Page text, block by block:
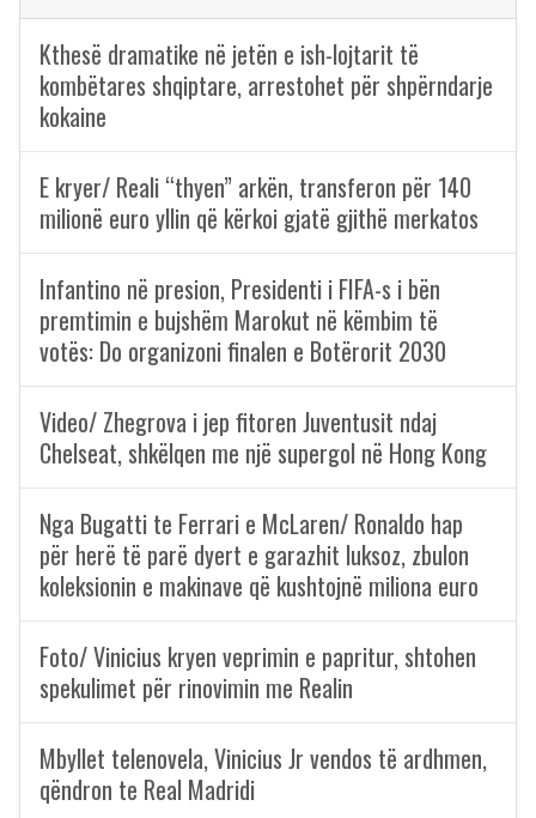
Kthesë dramatike në jetën e ish-lojtarit të
kombëtares shqiptare, arrestohet për shpërndarje
kokaine
E kryer/ Reali “thyen” arkën, transferon për 140
milionë euro yllin që kërkoi gjatë gjithë merkatos
Infantino në presion, Presidenti i FIFA-s i bën
premtimin e bujshëm Marokut në këmbim të
votës: Do organizoni finalen e Botërorit 2030
Video/ Zhegrova i jep fitoren Juventusit ndaj
Chelseat, shkëlqen me një supergol në Hong Kong
Nga Bugatti te Ferrari e McLaren/ Ronaldo hap
për herë të parë dyert e garazhit luksoz, zbulon
koleksionin e makinave që kushtojnë miliona euro
Foto/ Vinicius kryen veprimin e papritur, shtohen
spekulimet për rinovimin me Realin
Mbyllet telenovela, Vinicius Jr vendos të ardhmen,
qëndron te Real Madridi